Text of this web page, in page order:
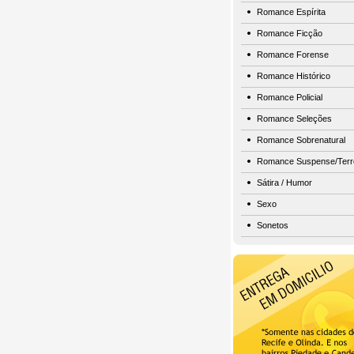
Romance Espírita
Romance Ficção
Romance Forense
Romance Histórico
Romance Policial
Romance Seleções
Romance Sobrenatural
Romance Suspense/
Sátira / Humor
Sexo
Sonetos